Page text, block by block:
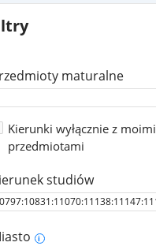
maturalne
Kierunki wyłącznie z moimi
przedmiotami
studiów
i